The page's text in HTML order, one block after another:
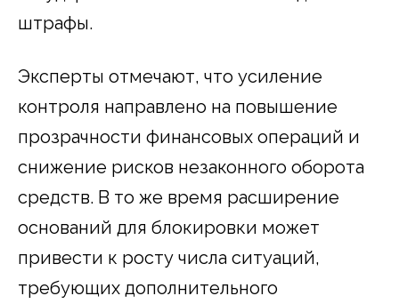
штрафы.
Эксперты отмечают, что усиление
контроля направлено на повышение
прозрачности финансовых операций и
снижение рисков незаконного оборота
средств. В то же время расширение
оснований для блокировки может
привести к росту числа ситуаций,
требующих дополнительного